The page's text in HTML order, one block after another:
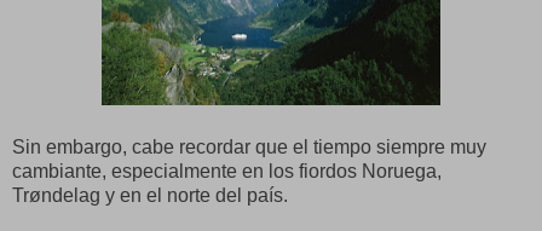
Sin embargo, cabe recordar que el tiempo siempre muy
cambiante, especialmente en los fiordos Noruega,
Trøndelag y en el norte del país.